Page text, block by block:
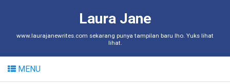
Laura Jane
www.laurajanewrites.com sekarang punya tampilan baru lho. Yuks lihat
lihat.
MENU